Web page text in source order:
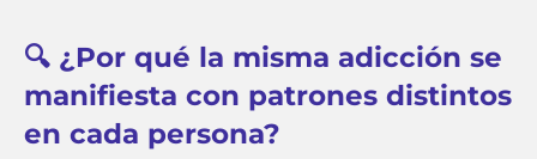
🔍 ¿Por qué la misma adicción se
manifiesta con patrones distintos
en cada persona?